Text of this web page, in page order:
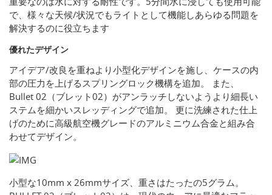
で、様々な天候/状況でもライトとして機能しあらゆる問題を
解決するのに役立ちます
優れたデザイン
アイデア/改良を重ねより小型化デザインを施し、ケースの内
部の圧力を上げるスプリングロック機構を追加。 また、
Bullet 02（ブレット02）がアンラッチしないようより細長い
ステムを細かいスレッディングで追加。 更に洗練された仕上
げのために高級航空機グレードのアルミニウム合金と組み合
わせてデザイン。
小型な10mm x 26mmサイズ、重さはたったの5グラム。